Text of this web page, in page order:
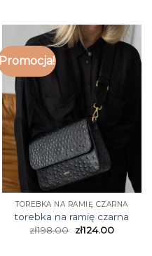
Promocja!
TOREBKA NA RAMIĘ CZARNA
torebka na ramię czarna
zł198.00 zł124.00